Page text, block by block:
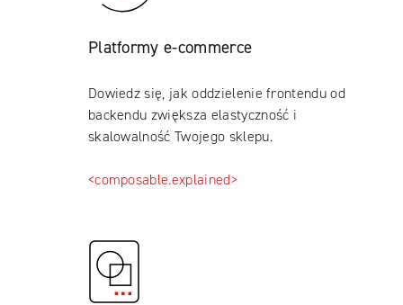
Platformy e-commerce
Dowiedz się, jak oddzielenie frontendu od
backendu zwiększa elastyczność i
skalowalność Twojego sklepu.
<composable.explained>